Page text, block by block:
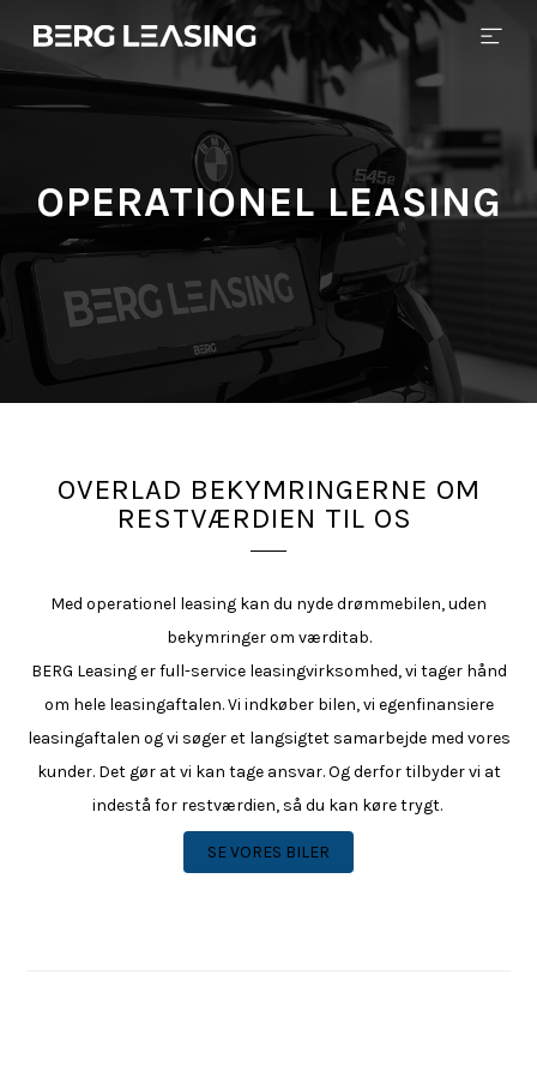
OPERATIONEL LEASING
OVERLAD BEKYMRINGERNE OM
RESTVÆRDIEN TIL OS
Med operationel leasing kan du nyde drømmebilen, uden
bekymringer om værditab.
BERG Leasing er full-service leasingvirksomhed, vi tager hånd
om hele leasingaftalen. Vi indkøber bilen, vi egenfinansiere
leasingaftalen og vi søger et langsigtet samarbejde med vores
kunder. Det gør at vi kan tage ansvar. Og derfor tilbyder vi at
indestå for restværdien, så du kan køre trygt.
SE VORES BILER